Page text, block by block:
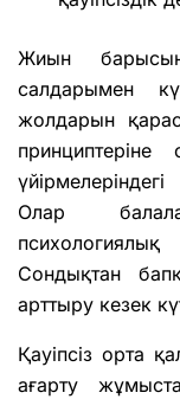
Жиын
салдарымен
жолдарын
Олар
Сондықтан
арттыру кезек
Қауіпсіз орта
ағарту